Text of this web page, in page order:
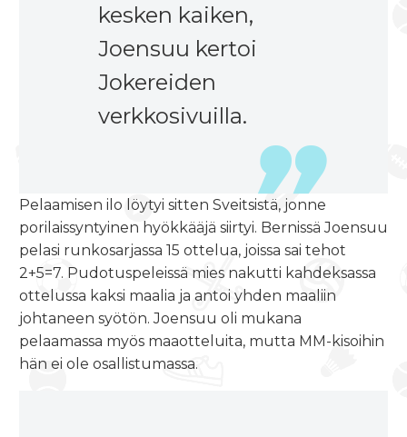
kesken kaiken,
Joensuu kertoi
Jokereiden
verkkosivuilla.
Pelaamisen ilo löytyi sitten Sveitsistä, jonne
porilaissyntyinen hyökkääjä siirtyi. Bernissä Joensuu
pelasi runkosarjassa 15 ottelua, joissa sai tehot
2+5=7. Pudotuspeleissä mies nakutti kahdeksassa
ottelussa kaksi maalia ja antoi yhden maaliin
johtaneen syötön. Joensuu oli mukana
pelaamassa myös maaotteluita, mutta MM-kisoihin
hän ei ole osallistumassa.